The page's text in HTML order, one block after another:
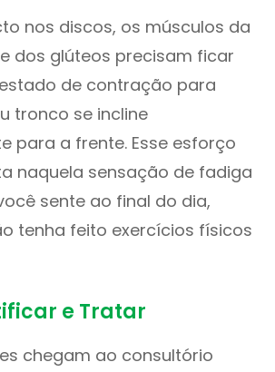
nos discos, os músculos da
dos glúteos precisam ficar
de contração para
tronco se incline
para a frente. Esse esforço
naquela sensação de fadiga
sente ao final do dia,
tenha feito exercícios físicos
e Tratar
chegam ao consultório